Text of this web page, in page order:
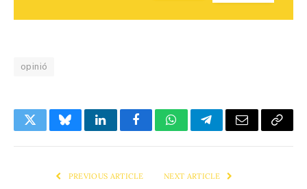
opinió
TwitterBlueskyLinkedInFacebookWhatsAppTelegramEmail Copy
PREVIOUS ARTICLE NEXT ARTICLE